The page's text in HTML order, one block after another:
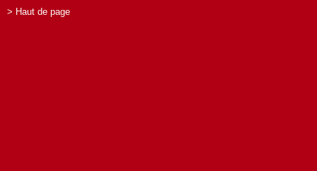
> Haut de page